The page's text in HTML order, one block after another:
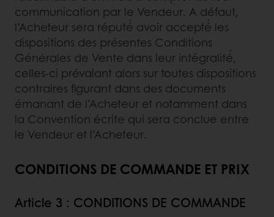
communication par le Vendeur. A défaut,
l’Acheteur sera réputé́ avoir accepté́ les
dispositions des présentes Conditions
Générales de Vente dans leur intégralité́,
celles-ci prévalant alors sur toutes dispositions
contraires figurant dans des documents
émanant de l’Acheteur et notamment dans
la Convention écrite qui sera conclue entre
le Vendeur et l’Acheteur.
CONDITIONS DE COMMANDE ET PRIX
Article 3 : CONDITIONS DE COMMANDE